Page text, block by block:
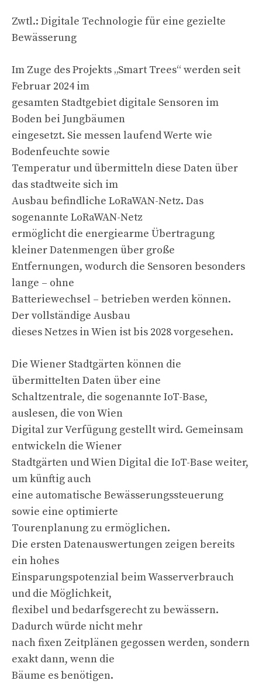
Zwtl.: Digitale Technologie für eine gezielte
Bewässerung
Im Zuge des Projekts „Smart Trees“ werden seit
Februar 2024 im
gesamten Stadtgebiet digitale Sensoren im
Boden bei Jungbäumen
eingesetzt. Sie messen laufend Werte wie
Bodenfeuchte sowie
Temperatur und übermitteln diese Daten über
das stadtweite sich im
Ausbau befindliche LoRaWAN-Netz. Das
sogenannte LoRaWAN-Netz
ermöglicht die energiearme Übertragung
kleiner Datenmengen über große
Entfernungen, wodurch die Sensoren besonders
lange – ohne
Batteriewechsel – betrieben werden können.
Der vollständige Ausbau
dieses Netzes in Wien ist bis 2028 vorgesehen.
Die Wiener Stadtgärten können die
übermittelten Daten über eine
Schaltzentrale, die sogenannte IoT-Base,
auslesen, die von Wien
Digital zur Verfügung gestellt wird. Gemeinsam
entwickeln die Wiener
Stadtgärten und Wien Digital die IoT-Base weiter,
um künftig auch
eine automatische Bewässerungssteuerung
sowie eine optimierte
Tourenplanung zu ermöglichen.
Die ersten Datenauswertungen zeigen bereits
ein hohes
Einsparungspotenzial beim Wasserverbrauch
und die Möglichkeit,
flexibel und bedarfsgerecht zu bewässern.
Dadurch würde nicht mehr
nach fixen Zeitplänen gegossen werden, sondern
exakt dann, wenn die
Bäume es benötigen.